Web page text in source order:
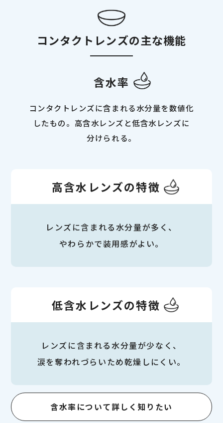
コンタクトレンズの主な機能
含水率
コンタクトレンズに含まれる水分量を数値化
したもの。高含水レンズと低含水レンズに
分けられる。
高含水レンズの特徴
レンズに含まれる水分量が多く、
やわらかで装用感がよい。
低含水レンズの特徴
レンズに含まれる水分量が少なく、
涙を奪われづらいため乾燥しにくい。
含水率について詳しく知りたい